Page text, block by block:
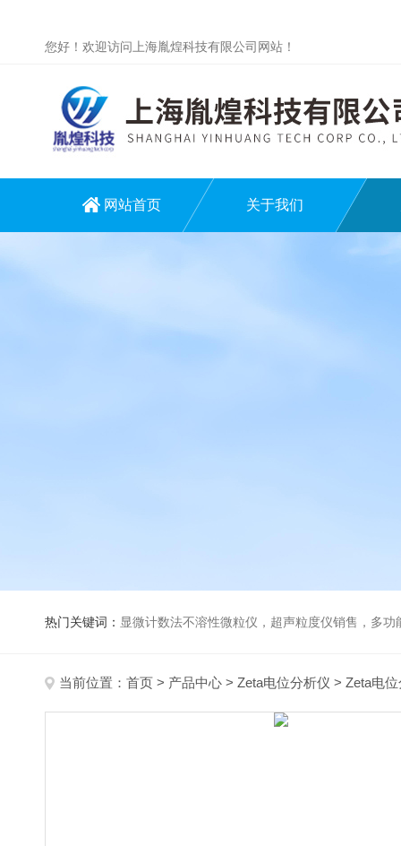
您好！欢迎访问上海胤煌科技有限公司网站！
网站首页 关于我们
热门关键词： 显微计数法不溶性微粒仪，超声粒度仪销售，多功能超声粒度分析仪，粒度及
当前位置： 首页 > 产品中心 > Zeta电位分析仪 > Zeta电